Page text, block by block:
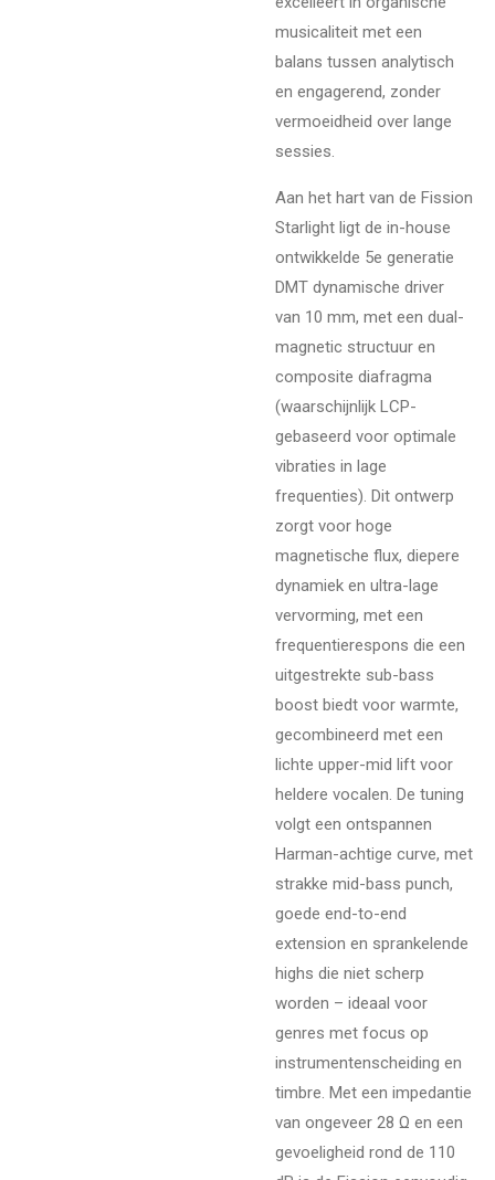
musicaliteit met een
balans tussen analytisch
en engagerend, zonder
vermoeidheid over lange
sessies.
Aan het hart van de Fission
Starlight ligt de in-house
ontwikkelde 5e generatie
DMT dynamische driver
van 10 mm, met een dual-
magnetic structuur en
composite diafragma
(waarschijnlijk LCP-
gebaseerd voor optimale
vibraties in lage
frequenties). Dit ontwerp
zorgt voor hoge
magnetische flux, diepere
dynamiek en ultra-lage
vervorming, met een
frequentierespons die een
uitgestrekte sub-bass
boost biedt voor warmte,
gecombineerd met een
lichte upper-mid lift voor
heldere vocalen. De tuning
volgt een ontspannen
Harman-achtige curve, met
strakke mid-bass punch,
goede end-to-end
extension en sprankelende
highs die niet scherp
worden – ideaal voor
genres met focus op
instrumentenscheiding en
timbre. Met een impedantie
van ongeveer 28 Ω en een
gevoeligheid rond de 110